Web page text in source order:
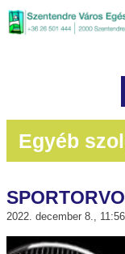
Egyéb
2022. december 8., 11:56